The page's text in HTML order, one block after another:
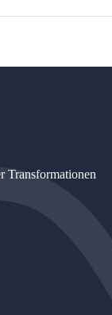
Transformationen